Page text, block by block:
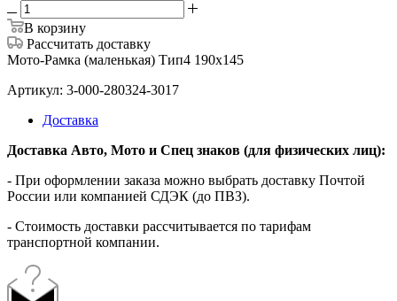
В корзину
Рассчитать доставку
Мото-Рамка (маленькая) Тип4 190х145
Артикул: 3-000-280324-3017
Доставка
Доставка Авто, Мото и Спец знаков (для физических лиц):
- При оформлении заказа можно выбрать доставку Почтой
России или компанией СДЭК (до ПВЗ).
- Стоимость доставки рассчитывается по тарифам
транспортной компании.